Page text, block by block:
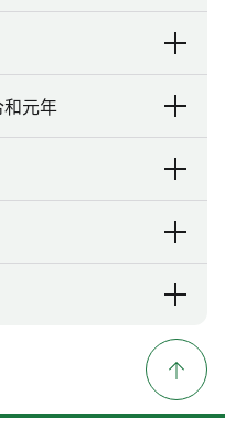
元年